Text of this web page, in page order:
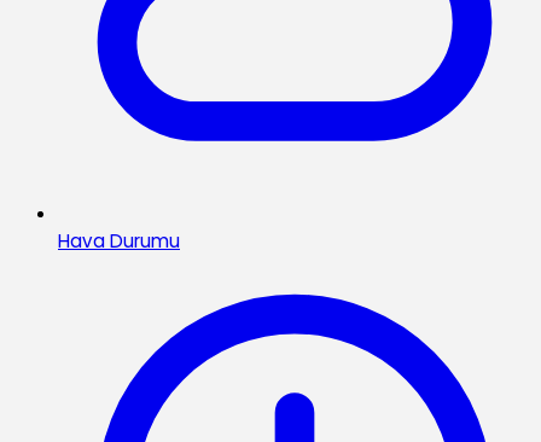
Hava Durumu